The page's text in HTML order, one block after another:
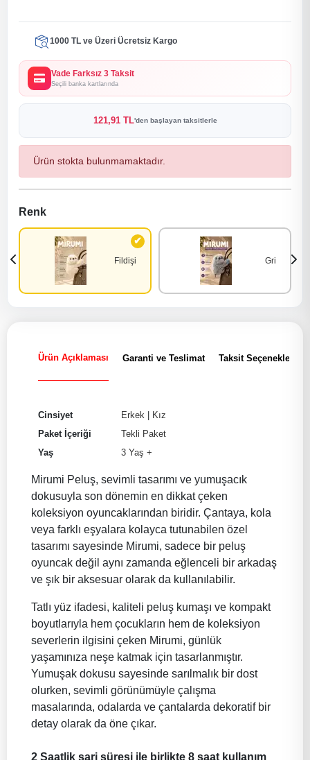
1000 TL ve Üzeri Ücretsiz Kargo
Vade Farksız 3 Taksit
Seçili banka kartlarında
121,91 TL'den başlayan taksitlerle
Ürün stokta bulunmamaktadır.
Renk
Fildişi Gri
Ürün Açıklaması Garanti ve Teslimat Taksit Seçenekleri
Cinsiyet Erkek | Kız
Paket İçeriği
Tekli Paket
Yaş
3 Yaş +
Mirumi Peluş, sevimli tasarımı ve yumuşacık
dokusuyla son dönemin en dikkat çeken
koleksiyon oyuncaklarından biridir. Çantaya, kola
veya farklı eşyalara kolayca tutunabilen özel
tasarımı sayesinde Mirumi, sadece bir peluş
oyuncak değil aynı zamanda eğlenceli bir arkadaş
ve şık bir aksesuar olarak da kullanılabilir.
Tatlı yüz ifadesi, kaliteli peluş kumaşı ve kompakt
boyutlarıyla hem çocukların hem de koleksiyon
severlerin ilgisini çeken Mirumi, günlük
yaşamınıza neşe katmak için tasarlanmıştır.
Yumuşak dokusu sayesinde sarılmalık bir dost
olurken, sevimli görünümüyle çalışma
masalarında, odalarda ve çantalarda dekoratif bir
detay olarak da öne çıkar.
2 Saatlik şarj süresi ile birlikte 8 saat kullanım